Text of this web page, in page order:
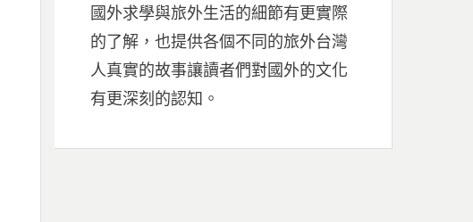
國外求學與旅外生活的細節有更實際
的了解，也提供各個不同的旅外台灣
人真實的故事讓讀者們對國外的文化
有更深刻的認知。